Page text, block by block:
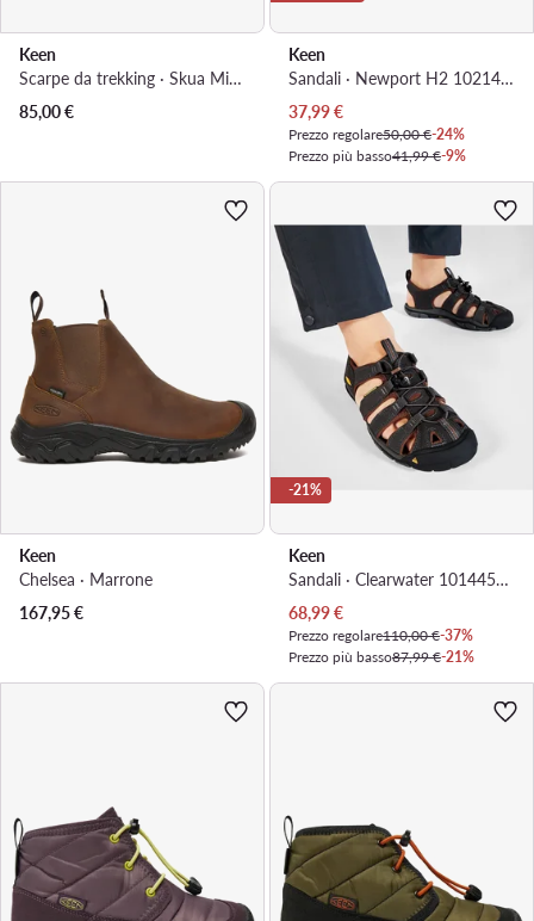
Keen
Scarpe da trekking · Skua Mid Wp 1029542 · Viola
85,00€
Keen
Sandali · Newport H2 1021495 · Blu
Prezzo attuale
37,99€
Prezzo regolare50,00 €-24%
Prezzo più basso41,99 €-9%
Keen
Chelsea · Marrone
167,95€
-21%
Keen
Sandali · Clearwater 1014456 · Grigio
Prezzo attuale
68,99€
Prezzo regolare110,00 €-37%
Prezzo più basso87,99 €-21%